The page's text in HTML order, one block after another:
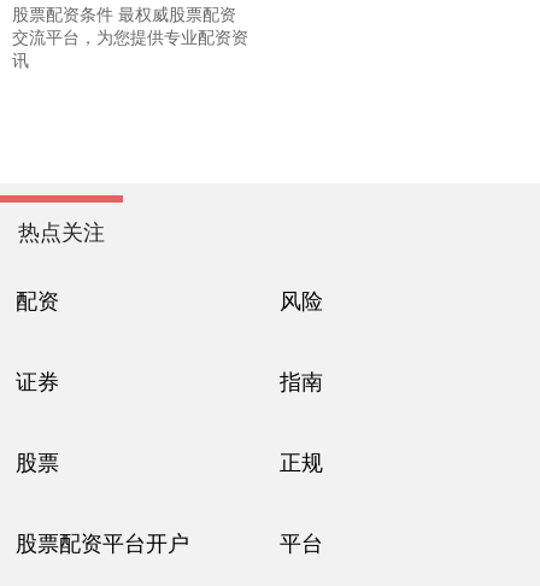
股票配资条件 最权威股票配资
交流平台，为您提供专业配资资
讯
热点关注
配资 风险
证券 指南
股票 正规
股票配资平台开户 平台